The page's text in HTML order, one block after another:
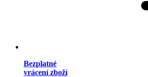
Bezplatné
vrácení zboží